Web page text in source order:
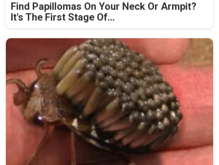
Find Papillomas On Your Neck Or Armpit?
It's The First Stage Of...